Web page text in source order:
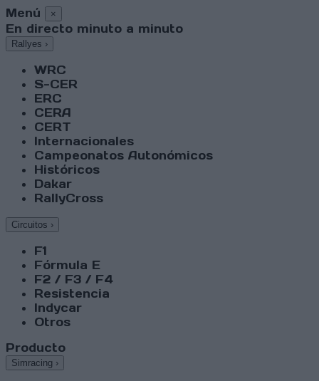
Menú ×
En directo minuto a minuto
Rallyes ›
WRC
S-CER
ERC
CERA
CERT
Internacionales
Campeonatos Autonómicos
Históricos
Dakar
RallyCross
Circuitos ›
F1
Fórmula E
F2 / F3 / F4
Resistencia
Indycar
Otros
Producto
Simracing ›